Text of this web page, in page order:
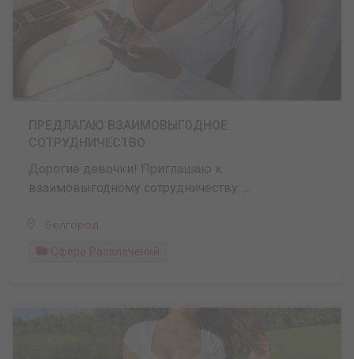
Дорогие девочки! Приглашаю к
взаимовыгодному сотрудничеству. ...
Белгород
Сфера Развлечений